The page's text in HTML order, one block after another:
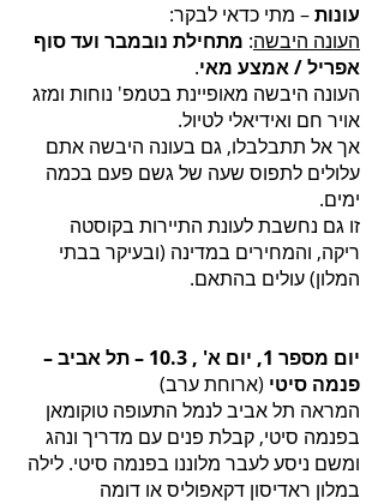
עונות– מתי כדאי לבקר:
העונה היבשה: מתחילת נובמבר ועד סוף
אפריל / אמצע מאי.
העונה היבשה מאופיינת בטמפ' נוחות ומזג
אויר חם ואידיאלי לטיול.
אך אל תתבלבלו, גם בעונה היבשה אתם
עלולים לתפוס שעה של גשם פעם בכמה
ימים.
זו גם נחשבת לעונת התיירות בקוסטה
ריקה, והמחירים במדינה (ובעיקר בבתי
המלון) עולים בהתאם.
יום מספר 1, יום א' , 10.3 – תל אביב –
פנמה סיטי (ארוחת ערב)
המראה תל אביב לנמל התעופה טוקומאן
בפנמה סיטי, קבלת פנים עם מדריך ונהג
ומשם ניסע לעבר מלוננו בפנמה סיטי. לילה
במלון ראדיסון דקאפוליס או דומה